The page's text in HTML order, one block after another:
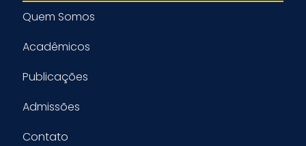
Quem Somos
Acadêmicos
Publicações
Admissões
Contato